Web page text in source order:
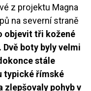
z projektu Magna
na severní straně
objevit tři kožené
boty byly velmi
stále
typické římské
zlepšovaly pohyb v